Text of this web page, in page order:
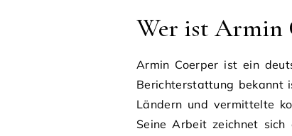
Wer ist Armin
Armin Coerper ist ein
Berichterstattung bekannt
Ländern und vermittelte
Seine Arbeit zeichnet sich